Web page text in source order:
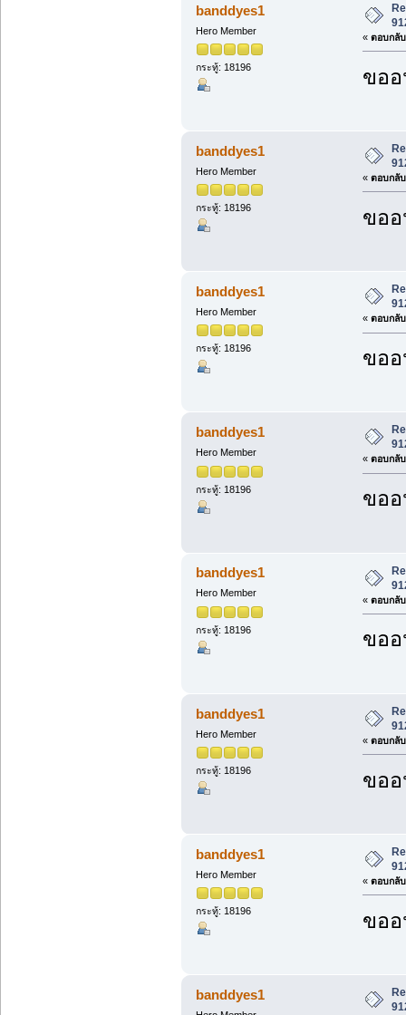
banddyes1
Hero Member
กระทู้: 18196
« ตอบกลั
ขอ
banddyes1
Hero Member
กระทู้: 18196
« ตอบกลั
ขอ
banddyes1
Hero Member
กระทู้: 18196
« ตอบกลั
ขอ
banddyes1
Hero Member
กระทู้: 18196
« ตอบกลั
ขอ
banddyes1
Hero Member
กระทู้: 18196
« ตอบกลั
ขอ
banddyes1
Hero Member
กระทู้: 18196
« ตอบกลั
ขอ
banddyes1
Hero Member
กระทู้: 18196
« ตอบกลั
ขอ
banddyes1